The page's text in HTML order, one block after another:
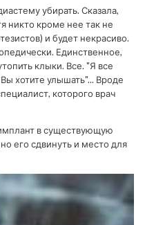
убирать. Сказала,
никто кроме нее так не
и будет некрасиво.
Единственное,
клыки. Все. "Я все
хотите улышать"... Вроде
которого врач
в существующую
его сдвинуть и место для